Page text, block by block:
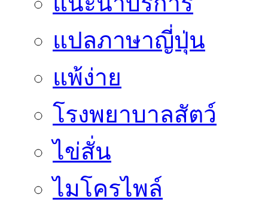
แปลภาษาญี่ปุ่น
แพ้ง่าย
โรงพยาบาลสัตว์
ไข่สั่น
ไมโครไพล์